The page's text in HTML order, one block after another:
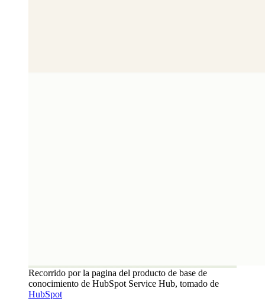
Recorrido por la pagina del producto de base de
conocimiento de HubSpot Service Hub, tomado de
HubSpot